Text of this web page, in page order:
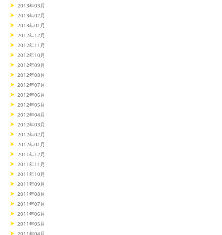
2013年03月
2013年02月
2013年01月
2012年12月
2012年11月
2012年10月
2012年09月
2012年08月
2012年07月
2012年06月
2012年05月
2012年04月
2012年03月
2012年02月
2012年01月
2011年12月
2011年11月
2011年10月
2011年09月
2011年08月
2011年07月
2011年06月
2011年05月